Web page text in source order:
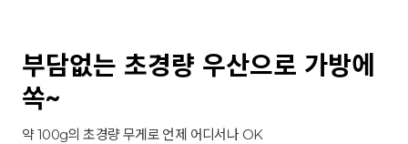
부담없는 초경량 우산으로 가방에
쏙~
약 100g의 초경량 무게로 언제 어디서나 OK